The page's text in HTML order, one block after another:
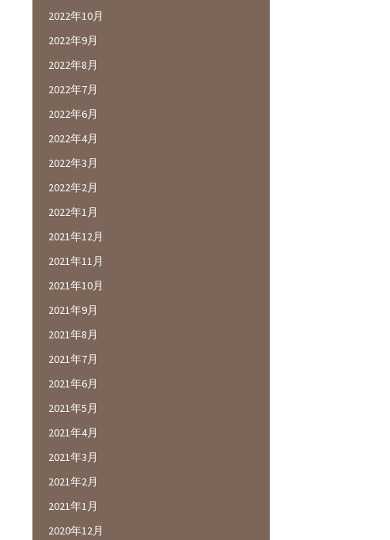
2022年10月
2022年9月
2022年8月
2022年7月
2022年6月
2022年4月
2022年3月
2022年2月
2022年1月
2021年12月
2021年11月
2021年10月
2021年9月
2021年8月
2021年7月
2021年6月
2021年5月
2021年4月
2021年3月
2021年2月
2021年1月
2020年12月